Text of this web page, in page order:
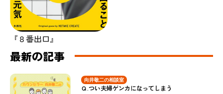
『８番出口』
最新の記事
向井敬二の相談室
Ｑ.つい夫婦ゲンカになってしまう